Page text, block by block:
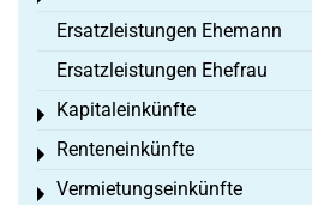
Ersatzleistungen Ehemann
Ersatzleistungen Ehefrau
Kapitaleinkünfte
Toggle menu
Renteneinkünfte
Toggle menu
Vermietungseinkünfte
Toggle menu